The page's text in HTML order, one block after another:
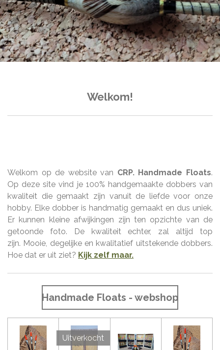
Welkom!
Welkom op de website van CRP. Handmade Floats.
Op deze site vind je 100% handgemaakte dobbers van
kwaliteit die gemaakt zijn vanuit de liefde voor onze
hobby. Elke dobber is handmatig gemaakt en dus uniek.
Er kunnen kleine afwijkingen zijn ten opzichte van de
getoonde foto. De kwaliteit echter, zal altijd top
zijn. Mooie, degelijke en kwalitatief uitstekende dobbers.
Hoe dat er uit ziet? Kijk zelf maar.
Handmade Floats - webshop
Uitverkocht